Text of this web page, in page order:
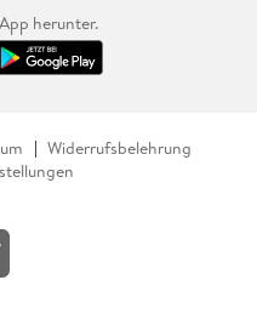
herunter.
Widerrufsbelehrung